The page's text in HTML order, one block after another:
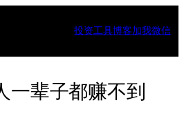
投资工具博客加我微信
一辈子都赚不到